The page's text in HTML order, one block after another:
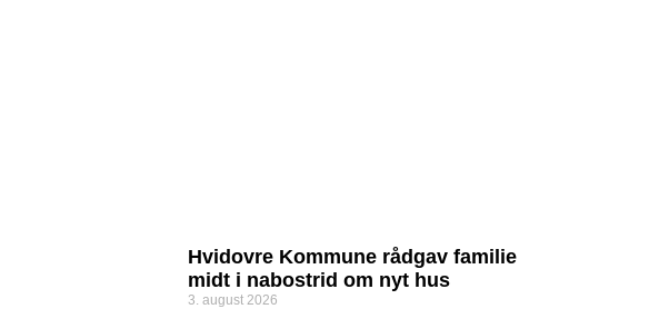
Hvidovre Kommune rådgav familie
midt i nabostrid om nyt hus
3. august 2026